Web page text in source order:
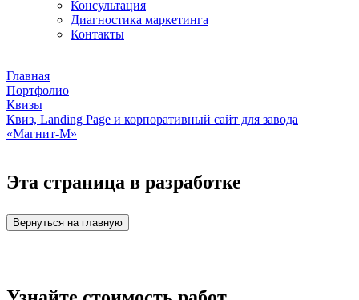
Консультация
Диагностика маркетинга
Контакты
Главная
Портфолио
Квизы
Квиз, Landing Page и корпоративный сайт для завода
«Магнит-М»
Эта страница в разработке
Вернуться на главную